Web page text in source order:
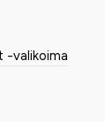
-valikoima